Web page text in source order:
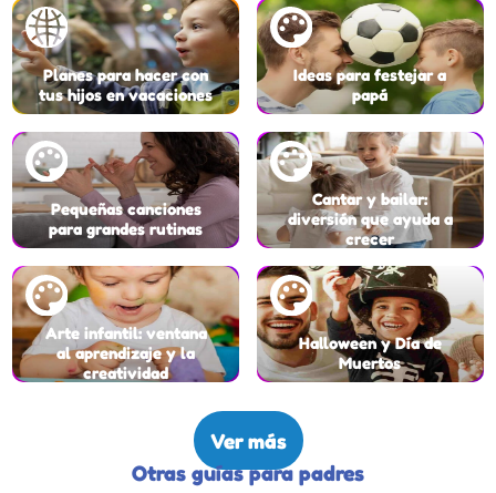
Planes para hacer con
tus hijos en vacaciones
Ideas para festejar a
papá
Pequeñas canciones
para grandes rutinas
Cantar y bailar:
diversión que ayuda a
crecer
Arte infantil: ventana
al aprendizaje y la
creatividad
Halloween y Día de
Muertos
Ver más
Otras guías para padres